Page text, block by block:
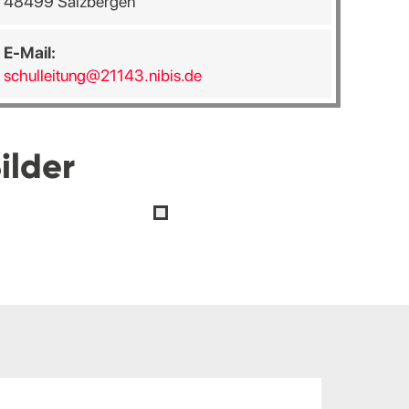
E-Mail:
schulleitung@21143.nibis.de